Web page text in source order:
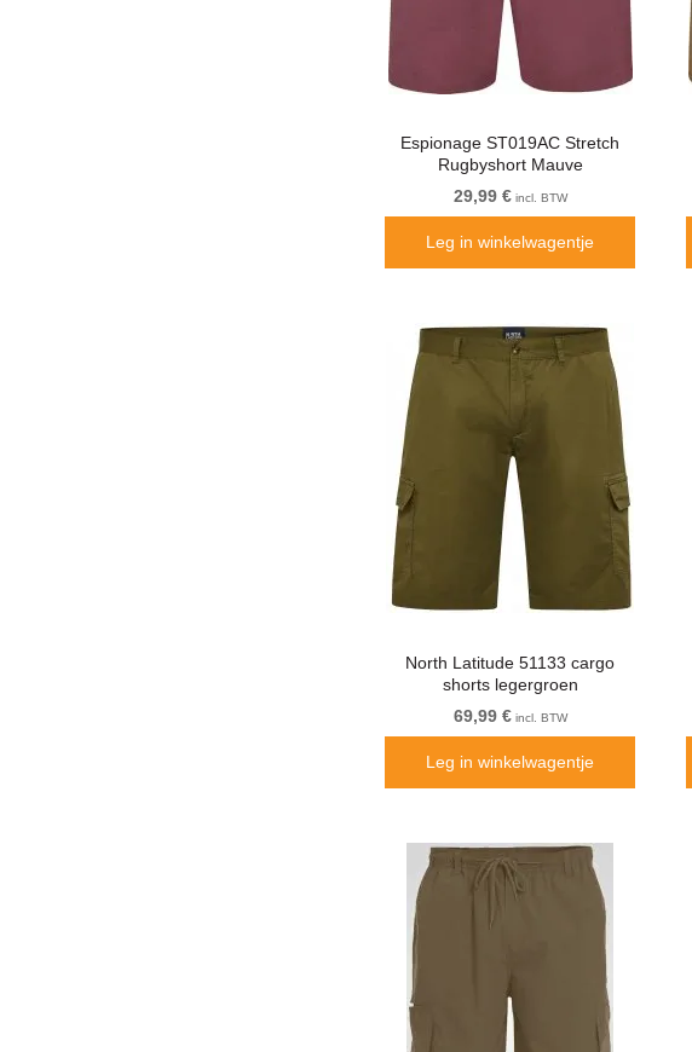
Espionage ST019AC Stretch
Rugbyshort Mauve
29,99 €incl. BTW
Leg in winkelwagentje
North Latitude 51133 cargo
shorts legergroen
69,99 €incl. BTW
Leg in winkelwagentje